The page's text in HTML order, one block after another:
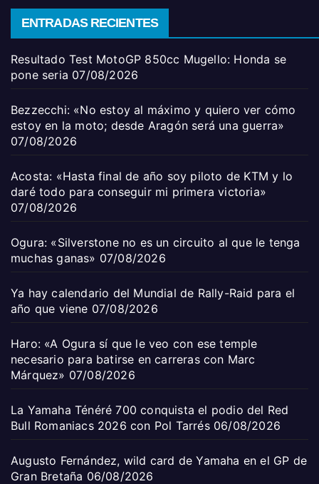
ENTRADAS RECIENTES
Resultado Test MotoGP 850cc Mugello: Honda se
pone seria 07/08/2026
Bezzecchi: «No estoy al máximo y quiero ver cómo
estoy en la moto; desde Aragón será una guerra»
07/08/2026
Acosta: «Hasta final de año soy piloto de KTM y lo
daré todo para conseguir mi primera victoria»
07/08/2026
Ogura: «Silverstone no es un circuito al que le tenga
muchas ganas» 07/08/2026
Ya hay calendario del Mundial de Rally-Raid para el
año que viene 07/08/2026
Haro: «A Ogura sí que le veo con ese temple
necesario para batirse en carreras con Marc
Márquez» 07/08/2026
La Yamaha Ténéré 700 conquista el podio del Red
Bull Romaniacs 2026 con Pol Tarrés 06/08/2026
Augusto Fernández, wild card de Yamaha en el GP de
Gran Bretaña 06/08/2026